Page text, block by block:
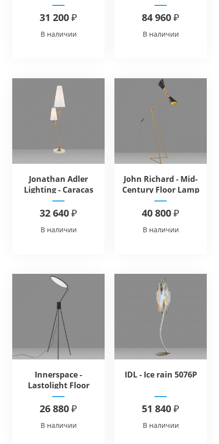
31 200 ₽
В наличии
84 960 ₽
В наличии
Jonathan Adler
Lighting - Caracas
Floor Lamp
32 640 ₽
В наличии
John Richard - Mid-
Century Floor Lamp
40 800 ₽
В наличии
Innerspace -
Lastolight Floor
26 880 ₽
В наличии
IDL - Ice rain 5076P
51 840 ₽
В наличии